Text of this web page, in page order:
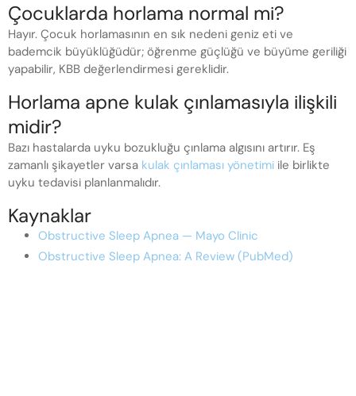
Çocuklarda horlama normal mi?
Hayır. Çocuk horlamasının en sık nedeni geniz eti ve
bademcik büyüklüğüdür; öğrenme güçlüğü ve büyüme geriliği
yapabilir, KBB değerlendirmesi gereklidir.
Horlama apne kulak çınlamasıyla ilişkili
midir?
Bazı hastalarda uyku bozukluğu çınlama algısını artırır. Eş
zamanlı şikayetler varsa kulak çınlaması yönetimi ile birlikte
uyku tedavisi planlanmalıdır.
Kaynaklar
Obstructive Sleep Apnea — Mayo Clinic
Obstructive Sleep Apnea: A Review (PubMed)